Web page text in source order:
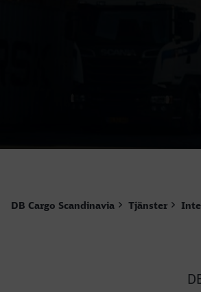
DB Cargo Scandinavia Tjänster